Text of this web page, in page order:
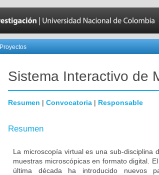
Proyectos
Sistema Interactivo de
Resumen | Convocatoria | Responsable
Resumen
La microscopía virtual es una sub-disciplina
muestras microscópicas en formato digital.
última década ha introducido nuevos